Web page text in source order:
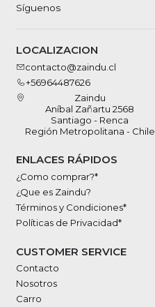
Síguenos
LOCALIZACION
contacto@zaindu.cl
+56964487626
Zaindu
Aníbal Zañartu 2568
Santiago - Renca
Región Metropolitana - Chile
ENLACES RÁPIDOS
¿Como comprar?*
¿Que es Zaindu?
Términos y Condiciones*
Políticas de Privacidad*
CUSTOMER SERVICE
Contacto
Nosotros
Carro